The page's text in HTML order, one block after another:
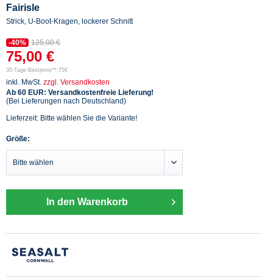
Fairisle
Strick, U-Boot-Kragen, lockerer Schnitt
-40% 125,00 €
75,00 €
30-Tage-Bestpreis**:75€
inkl. MwSt. zzgl. Versandkosten
Ab 60 EUR: Versandkostenfreie Lieferung!
(Bei Lieferungen nach Deutschland)
Lieferzeit: Bitte wählen Sie die Variante!
Größe:
In den Warenkorb